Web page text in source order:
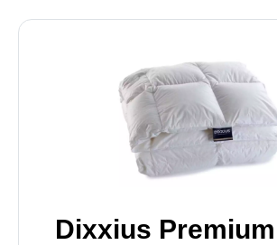
Dixxius